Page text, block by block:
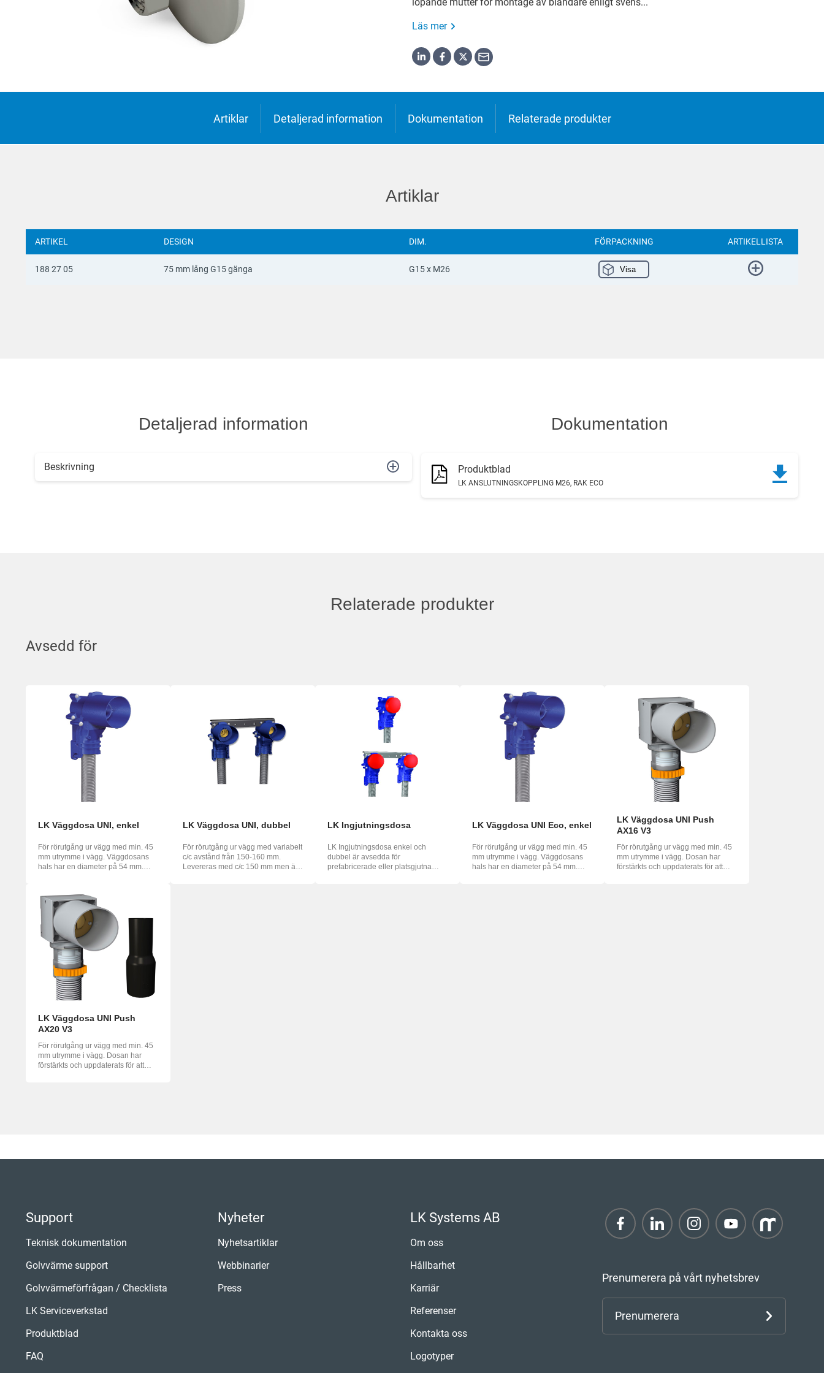
Italiano
löpande mutter för montage av blandare enligt svens...
Läs mer
Artiklar Detaljerad information Dokumentation Relaterade produkter
Artiklar
ARTIKEL DESIGN DIM. FÖRPACKNING ARTIKELLISTA
188 27 05 75 mm lång G15 gänga G15 x M26 Visa
Detaljerad information
Beskrivning
Dokumentation
Produktblad
LK ANSLUTNINGSKOPPLING M26, RAK ECO
Relaterade produkter
Avsedd för
LK Väggdosa UNI, enkel
För rörutgång ur vägg med min. 45
mm utrymme i vägg. Väggdosans
hals har en diameter på 54 mm.
LK Väggdosa UNI, dubbel
För rörutgång ur vägg med variabelt
c/c avstånd från 150-160 mm.
Levereras med c/c 150 mm men är
LK Ingjutningsdosa
LK Ingjutningsdosa enkel och
dubbel är avsedda för
prefabricerade eller platsgjutna
LK Väggdosa UNI Eco, enkel
För rörutgång ur vägg med min. 45
mm utrymme i vägg. Väggdosans
hals har en diameter på 54 mm.
LK Väggdosa UNI Push
AX16 V3
För rörutgång ur vägg med min. 45
mm utrymme i vägg. Dosan har
förstärkts och uppdaterats för att
LK Väggdosa UNI Push
AX20 V3
För rörutgång ur vägg med min. 45
mm utrymme i vägg. Dosan har
förstärkts och uppdaterats för att
Support
Teknisk dokumentation
Golvvärme support
Golvvärmeförfrågan / Checklista
LK Serviceverkstad
Produktblad
FAQ
Nyheter
Nyhetsartiklar
Webbinarier
Press
LK Systems AB
Om oss
Hållbarhet
Karriär
Referenser
Kontakta oss
Logotyper
Prenumerera på vårt nyhetsbrev
Prenumerera